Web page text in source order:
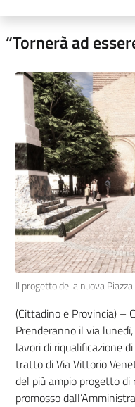
“Tornerà ad
Il progetto della nuova Piazza
(Cittadino e Provincia) –
Prenderanno il via
lavori di riqualificazione
tratto di Via Vittorio
del più ampio progetto
promosso